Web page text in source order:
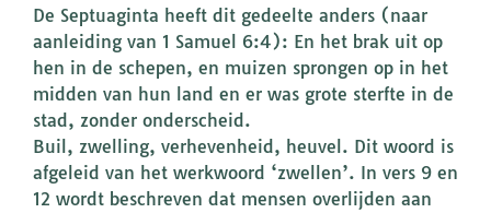
De Septuaginta heeft dit gedeelte anders (naar
aanleiding van 1 Samuel 6:4): En het brak uit op
hen in de schepen, en muizen sprongen op in het
midden van hun land en er was grote sterfte in de
stad, zonder onderscheid.
Buil, zwelling, verhevenheid, heuvel. Dit woord is
afgeleid van het werkwoord ‘zwellen’. In vers 9 en
12 wordt beschreven dat mensen overlijden aan